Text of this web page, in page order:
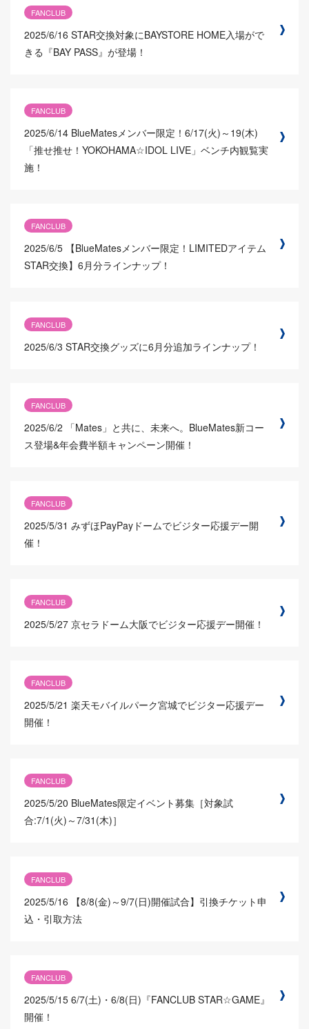
FANCLUB
2025/6/16 STAR交換対象にBAYSTORE HOME入場がで
きる『BAY PASS』が登場！
FANCLUB
2025/6/14 BlueMatesメンバー限定！6/17(火)～19(木)
「推せ推せ！YOKOHAMA☆IDOL LIVE」ベンチ内観覧実
施！
FANCLUB
2025/6/5 【BlueMatesメンバー限定！LIMITEDアイテム
STAR交換】6月分ラインナップ！
FANCLUB
2025/6/3 STAR交換グッズに6月分追加ラインナップ！
FANCLUB
2025/6/2
「Mates」と共に、未来へ。BlueMates新コー
ス登場&年会費半額キャンペーン開催！
FANCLUB
2025/5/31 みずほPayPayドームでビジター応援デー開
催！
FANCLUB
2025/5/27 京セラドーム大阪でビジター応援デー開催！
FANCLUB
2025/5/21 楽天モバイルパーク宮城でビジター応援デー
開催！
FANCLUB
2025/5/20 BlueMates限定イベント募集［対象試
合:7/1(火)～7/31(木)］
FANCLUB
2025/5/16
【8/8(金)～9/7(日)開催試合】引換チケット申
込・引取方法
FANCLUB
2025/5/15 6/7(土)・6/8(日)『FANCLUB STAR☆GAME』
開催！